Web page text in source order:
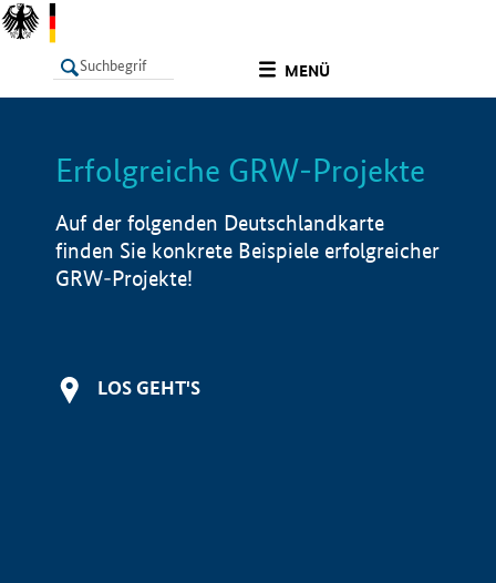
MENÜ
LISTE Info
Erfolgreiche GRW-Projekte
Auf der folgenden Deutschlandkarte
finden Sie konkrete Beispiele erfolgreicher
GRW-Projekte!
LOS GEHT'S